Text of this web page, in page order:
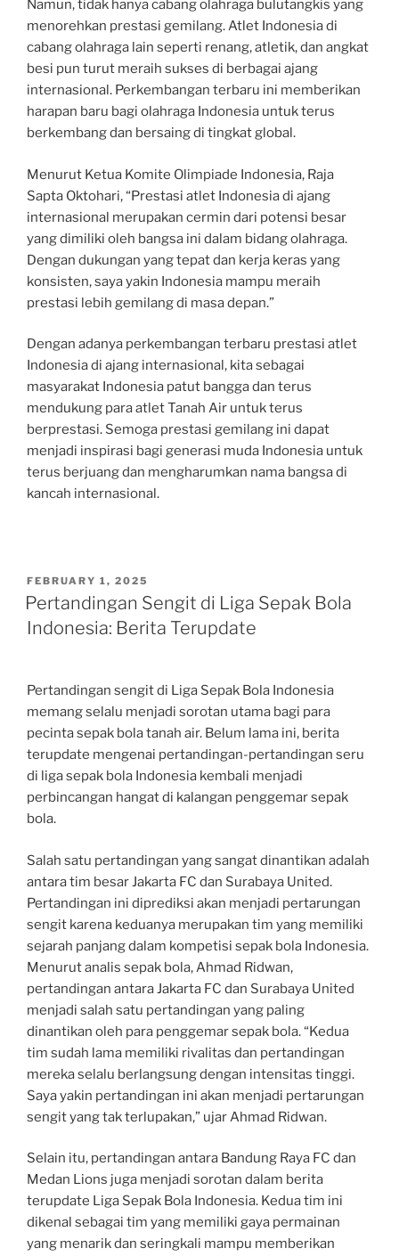
Namun, tidak hanya cabang olahraga bulutangkis yang
menorehkan prestasi gemilang. Atlet Indonesia di
cabang olahraga lain seperti renang, atletik, dan angkat
besi pun turut meraih sukses di berbagai ajang
internasional. Perkembangan terbaru ini memberikan
harapan baru bagi olahraga Indonesia untuk terus
berkembang dan bersaing di tingkat global.
Menurut Ketua Komite Olimpiade Indonesia, Raja
Sapta Oktohari, “Prestasi atlet Indonesia di ajang
internasional merupakan cermin dari potensi besar
yang dimiliki oleh bangsa ini dalam bidang olahraga.
Dengan dukungan yang tepat dan kerja keras yang
konsisten, saya yakin Indonesia mampu meraih
prestasi lebih gemilang di masa depan.”
Dengan adanya perkembangan terbaru prestasi atlet
Indonesia di ajang internasional, kita sebagai
masyarakat Indonesia patut bangga dan terus
mendukung para atlet Tanah Air untuk terus
berprestasi. Semoga prestasi gemilang ini dapat
menjadi inspirasi bagi generasi muda Indonesia untuk
terus berjuang dan mengharumkan nama bangsa di
kancah internasional.
POSTED
ON
FEBRUARY 1, 2025
Pertandingan Sengit di Liga Sepak Bola
Indonesia: Berita Terupdate
Pertandingan sengit di Liga Sepak Bola Indonesia
memang selalu menjadi sorotan utama bagi para
pecinta sepak bola tanah air. Belum lama ini, berita
terupdate mengenai pertandingan-pertandingan seru
di liga sepak bola Indonesia kembali menjadi
perbincangan hangat di kalangan penggemar sepak
bola.
Salah satu pertandingan yang sangat dinantikan adalah
antara tim besar Jakarta FC dan Surabaya United.
Pertandingan ini diprediksi akan menjadi pertarungan
sengit karena keduanya merupakan tim yang memiliki
sejarah panjang dalam kompetisi sepak bola Indonesia.
Menurut analis sepak bola, Ahmad Ridwan,
pertandingan antara Jakarta FC dan Surabaya United
menjadi salah satu pertandingan yang paling
dinantikan oleh para penggemar sepak bola. “Kedua
tim sudah lama memiliki rivalitas dan pertandingan
mereka selalu berlangsung dengan intensitas tinggi.
Saya yakin pertandingan ini akan menjadi pertarungan
sengit yang tak terlupakan,” ujar Ahmad Ridwan.
Selain itu, pertandingan antara Bandung Raya FC dan
Medan Lions juga menjadi sorotan dalam berita
terupdate Liga Sepak Bola Indonesia. Kedua tim ini
dikenal sebagai tim yang memiliki gaya permainan
yang menarik dan seringkali mampu memberikan